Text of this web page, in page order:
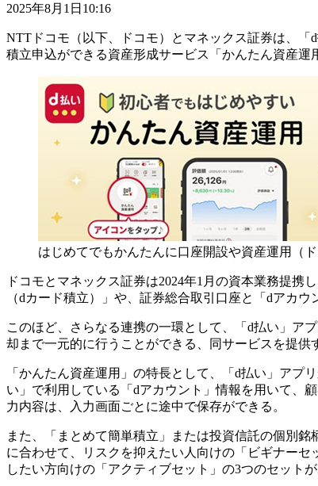
2025年8月1日10:16
NTTドコモ（以下、ドコモ）とマネックス証券は、
積立申込ができる資産形成サービス「かんたん資産運
はじめてでもかんたんに口座開設や資産運用（ド
ドコモとマネックス証券は2024年1月の資本業務提携
（dカード積立）」や、証券総合取引口座と「dアカ
このほど、さらなる連携の一環として、「d払い」ア
却まで一元的に行うことができる、同サービスを提供
「かんたん資産運用」の特長として、「d払い」アプ
い」で利用している「dアカウント」情報を用いて、
力内容は、入力画面ごとに途中で保存ができる。
また、「まとめて簡単積立」または投資信託の個別
に合わせて、リスクを抑えたい人向けの「ビギナー
したい方向けの「アクティブセット」の3つのセットが